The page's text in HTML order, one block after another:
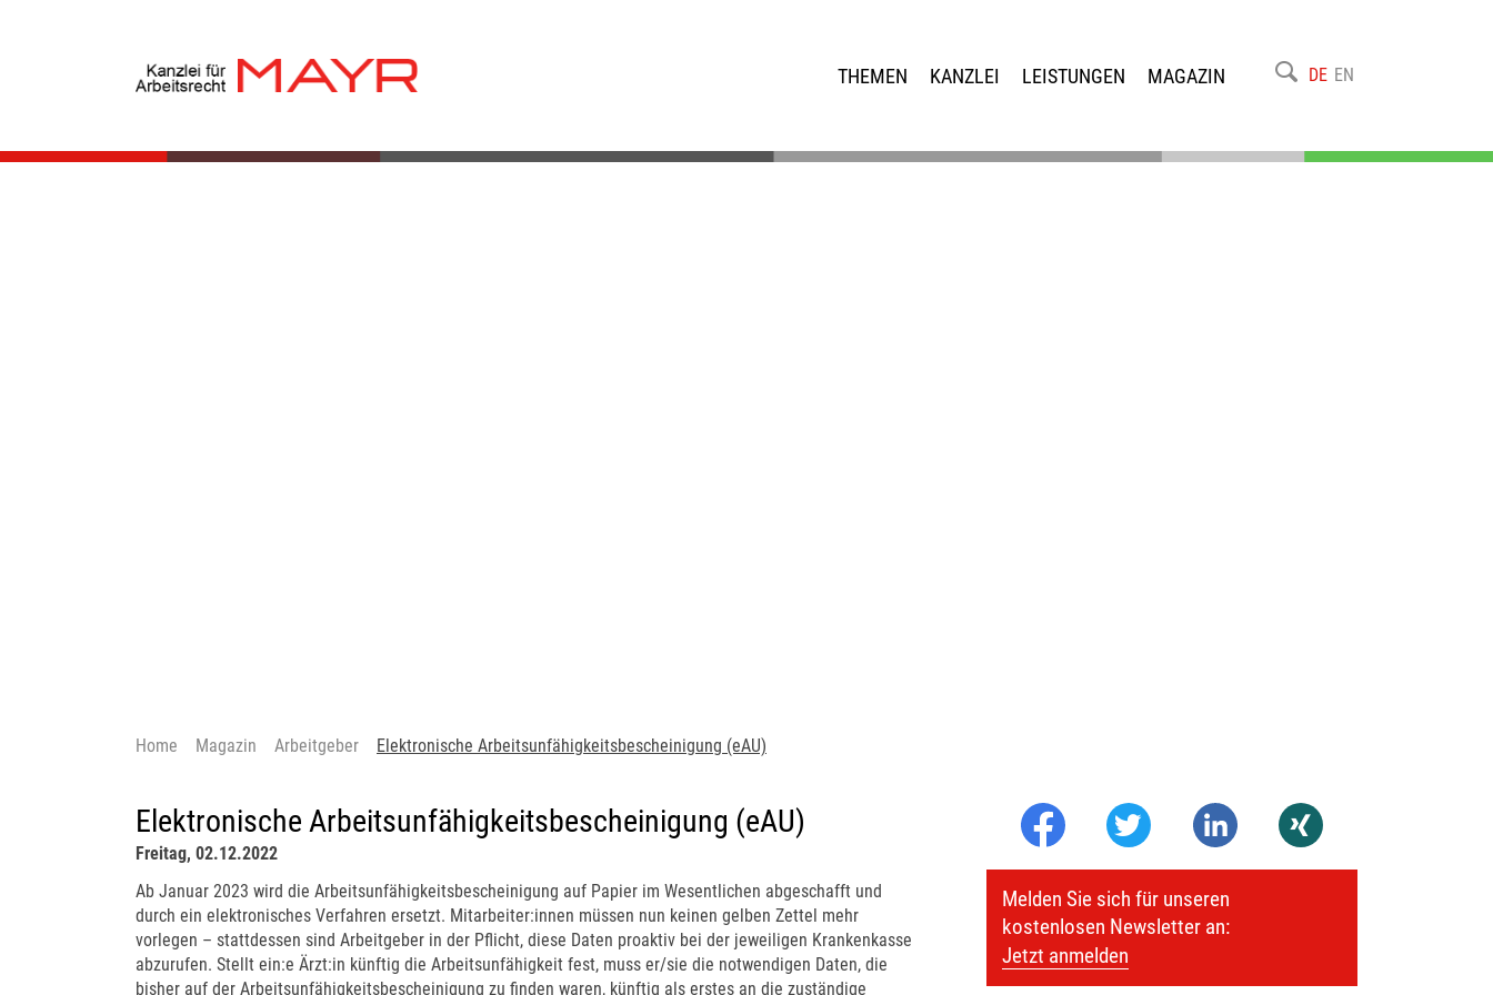
THEMEN KANZLEI LEISTUNGEN MAGAZIN DE EN
Home Magazin Arbeitgeber Elektronische Arbeitsunfähigkeitsbescheinigung (eAU)
Elektronische Arbeitsunfähigkeitsbescheinigung (eAU)
Freitag, 02.12.2022
Ab Januar 2023 wird die Arbeitsunfähigkeitsbescheinigung auf Papier im Wesentlichen abgeschafft und
durch ein elektronisches Verfahren ersetzt. Mitarbeiter:innen müssen nun keinen gelben Zettel mehr
vorlegen – stattdessen sind Arbeitgeber in der Pflicht, diese Daten proaktiv bei der jeweiligen Krankenkasse
abzurufen. Stellt ein:e Ärzt:in künftig die Arbeitsunfähigkeit fest, muss er/sie die notwendigen Daten, die
bisher auf der Arbeitsunfähigkeitsbescheinigung zu finden waren, künftig als erstes an die zuständige
Melden Sie sich für unseren
kostenlosen Newsletter an:
Jetzt anmelden